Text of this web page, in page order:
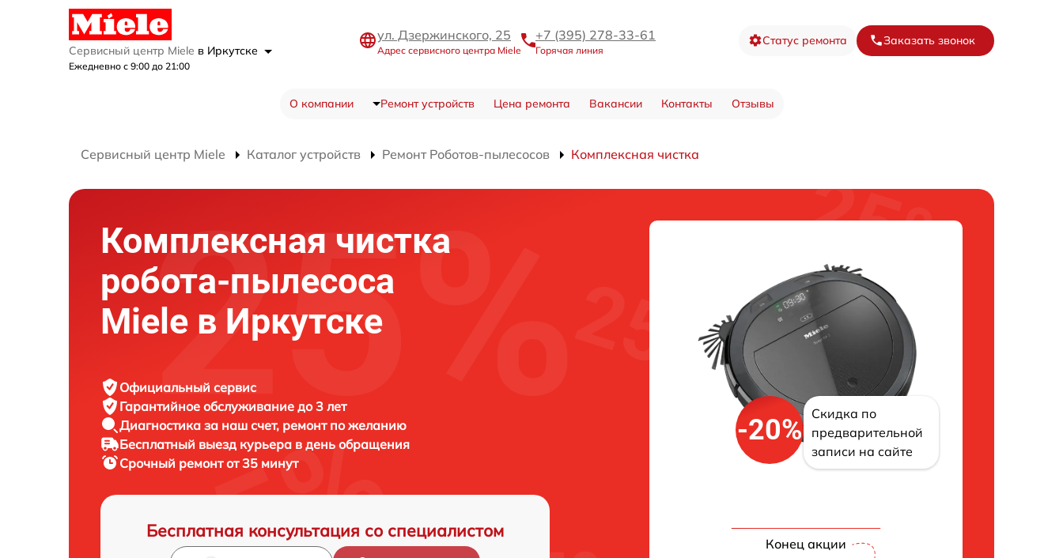
Сервисный центр Miele в Иркутске
Ежедневно с 9:00 до 21:00
ул. Дзержинского, 25
Адрес сервисного центра Miele
+7 (395) 278-33-61
Горячая линия
Статус ремонта Заказать звонок
О компании Ремонт устройств Цена ремонта Вакансии Контакты Отзывы
Сервисный центр Miele Каталог устройств Ремонт Роботов-пылесосов Комплексная чистка
Комплексная чистка
робота-пылесоса
Miele в Иркутске
Официальный сервис
Гарантийное обслуживание до 3 лет
Диагностика за наш счет, ремонт по желанию
Бесплатный выезд курьера в день обращения
Срочный ремонтот 35 минут
Бесплатная консультация со специалистом
-20%
Скидка по
предварительной
записи на сайте
Конец акции